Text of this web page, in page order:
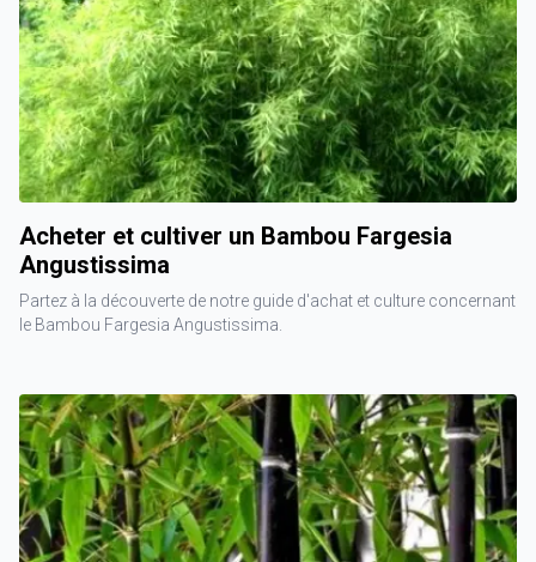
Acheter et cultiver un Bambou Fargesia
Angustissima
Partez à la découverte de notre guide d'achat et culture concernant
le Bambou Fargesia Angustissima.